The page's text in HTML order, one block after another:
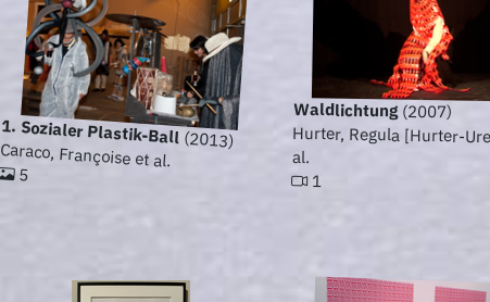
1. Sozialer Plastik-Ball(2013)
Caraco, Françoise et al.
5
Waldlichtung(2007)
Hurter, Regula [Hurter-
al.
1